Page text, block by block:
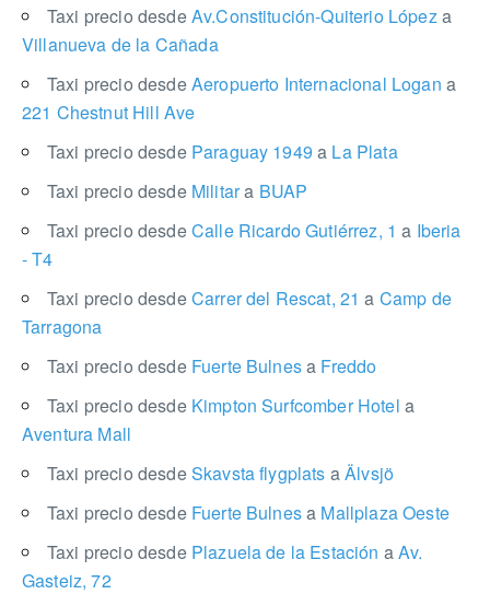
Taxi precio desdeAv.Constitución-Quiterio Lópeza
Villanueva de la Cañada
Taxi precio desdeAeropuerto Internacional Logan a
221 Chestnut Hill Ave
Taxi precio desde Paraguay 1949a La Plata
Taxi precio desde Militara BUAP
Taxi precio desdeCalle Ricardo Gutiérrez, 1a Iberia
- T4
Taxi precio desdeCarrer del Rescat, 21a Camp de
Tarragona
Taxi precio desde Fuerte Bulnesa Freddo
Taxi precio desde Kimpton Surfcomber Hotel a
Aventura Mall
Taxi precio desdeSkavsta flygplats aÄlvsjö
Taxi precio desde Fuerte Bulnesa Mallplaza Oeste
Taxi precio desde Plazuela de la Estación aAv.
Gasteiz, 72